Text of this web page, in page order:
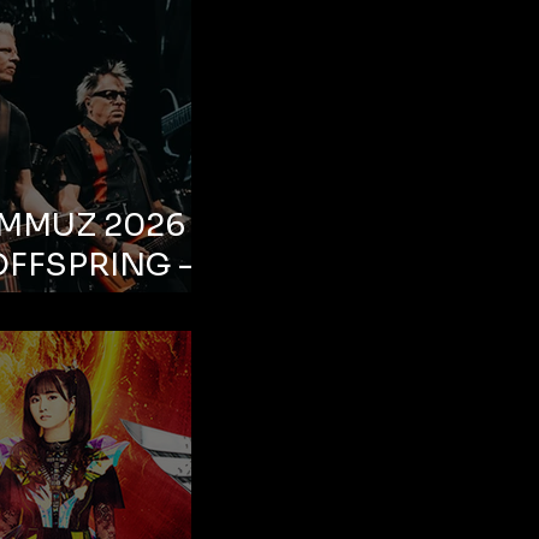
2026 –
–
Life Park